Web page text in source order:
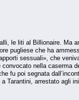
le liti al Billionaire. Ma
pugliese che ha
sessuali», che
nella caserma
fu poi segnata
Tarantini, arrestato agli